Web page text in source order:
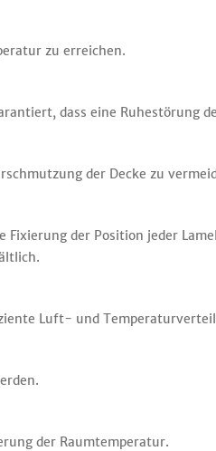
zu erreichen.
dass eine Ruhestörung
der Decke zu
der Position jeder
Luft- und
der Raumtemperatur.